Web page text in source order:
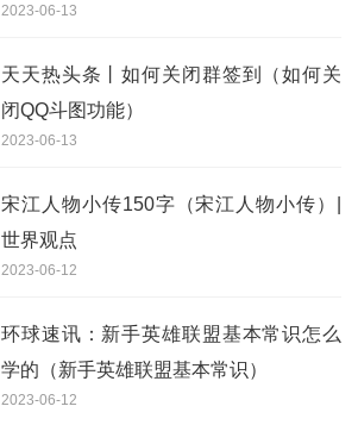
2023-06-13
天天热头条丨如何关闭群签到（如何关
闭QQ斗图功能）
2023-06-13
宋江人物小传150字（宋江人物小传）|
世界观点
2023-06-12
环球速讯：新手英雄联盟基本常识怎么
学的（新手英雄联盟基本常识）
2023-06-12